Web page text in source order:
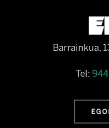
Barrainkua,
Tel: